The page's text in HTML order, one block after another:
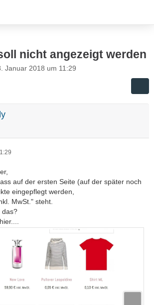
nicht angezeigt werden
Januar 2018 um 11:29
auf der ersten Seite (auf der später noch
eingepflegt werden,
MwSt." steht.
das?